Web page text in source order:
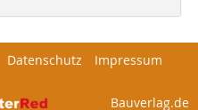
Datenschutz
Impressum
Bauverlag.de